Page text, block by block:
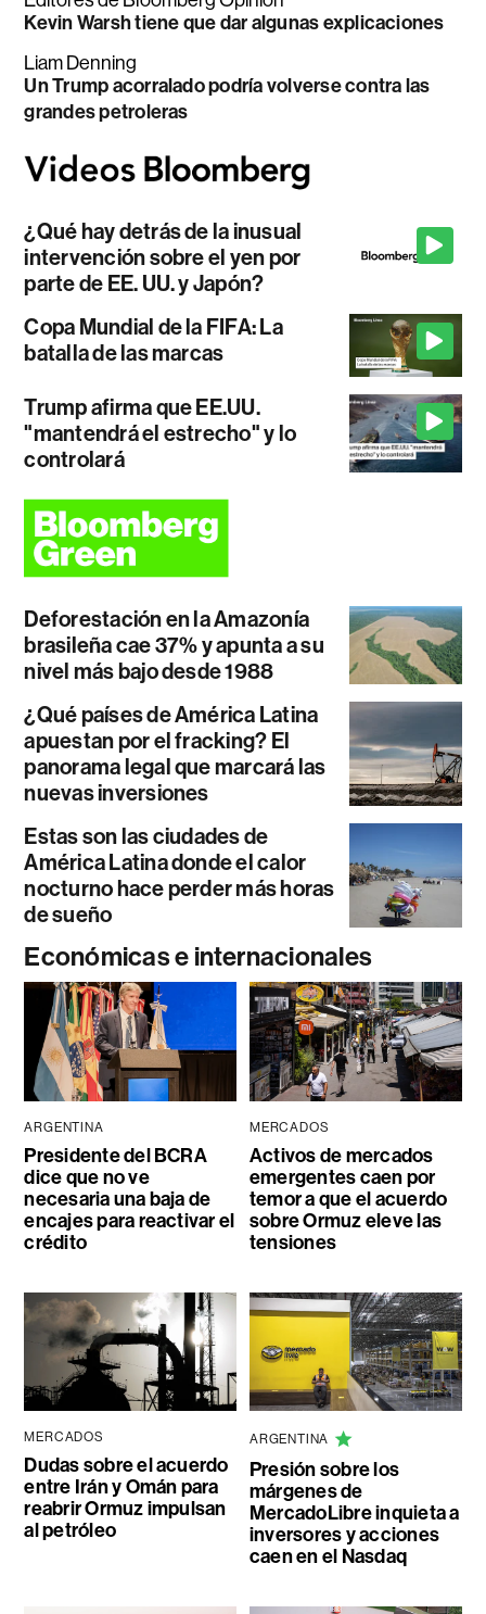
Kevin Warsh tiene que dar algunas explicaciones
Liam Denning
Un Trump acorralado podría volverse contra las
grandes petroleras
¿Qué hay detrás de la inusual
intervención sobre el yen por
parte de EE. UU. y Japón?
Copa Mundial de la FIFA: La
batalla de las marcas
Trump afirma que EE.UU.
"mantendrá el estrecho" y lo
controlará
Deforestación en la Amazonía
brasileña cae 37% y apunta a su
nivel más bajo desde 1988
¿Qué países de América Latina
apuestan por el fracking? El
panorama legal que marcará las
nuevas inversiones
Estas son las ciudades de
América Latina donde el calor
nocturno hace perder más horas
de sueño
Económicas e internacionales
ARGENTINA
Presidente del BCRA
dice que no ve
necesaria una baja de
encajes para reactivar el
crédito
MERCADOS
Activos de mercados
emergentes caen por
temor a que el acuerdo
sobre Ormuz eleve las
tensiones
MERCADOS
Dudas sobre el acuerdo
entre Irán y Omán para
reabrir Ormuz impulsan
al petróleo
ARGENTINA
Presión sobre los
márgenes de
MercadoLibre inquieta a
inversores y acciones
caen en el Nasdaq